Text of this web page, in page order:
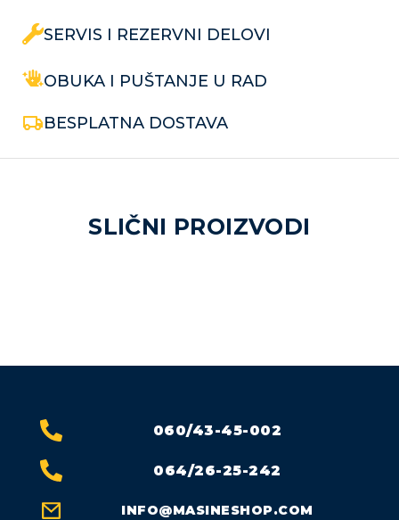
SERVIS I REZERVNI DELOVI
OBUKA I PUŠTANJE U RAD
BESPLATNA DOSTAVA
SLIČNI PROIZVODI
060/43-45-002
064/26-25-242
INFO@MASINESHOP.COM